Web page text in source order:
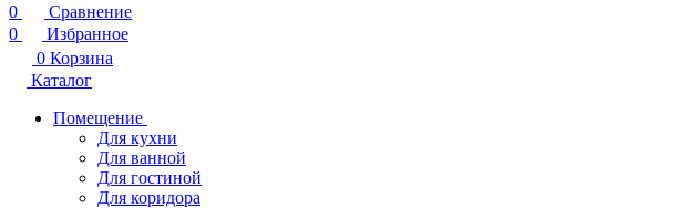
0
Сравнение
0
Избранное
0 Корзина
Каталог
Помещение
Для кухни
Для ванной
Для гостиной
Для коридора